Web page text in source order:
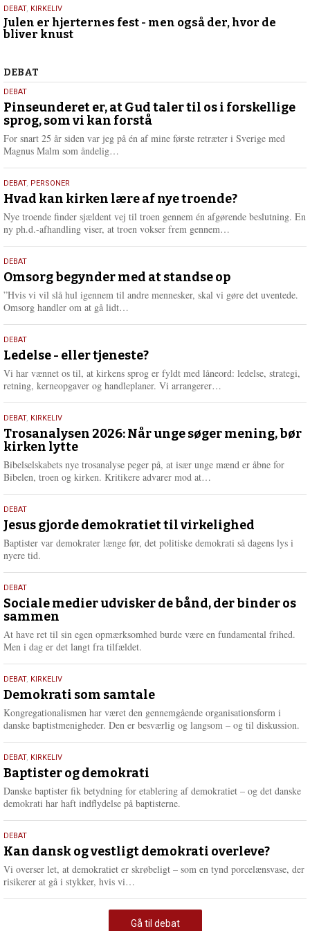
22.
december
2025
DEBAT, KIRKELIV
Julen er hjerternes fest - men også der, hvor de
bliver knust
Debat
DEBAT
5.
august
2026
DEBAT
Pinseunderet er, at Gud taler til os i forskellige
sprog, som vi kan forstå
For snart 25 år siden var jeg på én af mine første retræter i Sverige med
Magnus Malm som åndelig…
e
e
25.
juli
2026
DEBAT, PERSONER
Hvad kan kirken lære af nye troende?
Nye troende finder sjældent vej til troen gennem én afgørende beslutning. En
ny ph.d.-afhandling viser, at troen vokser frem gennem…
e
e
9.
juli
2026
DEBAT
Omsorg begynder med at standse op
”Hvis vi vil slå hul igennem til andre mennesker, skal vi gøre det uventede.
Omsorg handler om at gå lidt…
e
e
10.
juni
2026
DEBAT
Ledelse - eller tjeneste?
Vi har vænnet os til, at kirkens sprog er fyldt med låneord: ledelse, strategi,
retning, kerneopgaver og handleplaner. Vi arrangerer…
e
2.
juni
2026
DEBAT, KIRKELIV
Trosanalysen 2026: Når unge søger mening, bør
kirken lytte
Bibelselskabets nye trosanalyse peger på, at især unge mænd er åbne for
Bibelen, troen og kirken. Kritikere advarer mod at…
e
e
18.
maj
2026
DEBAT
Jesus gjorde demokratiet til virkelighed
Baptister var demokrater længe før, det politiske demokrati så dagens lys i
nyere tid.
18.
maj
2026
DEBAT
Sociale medier udvisker de bånd, der binder os
sammen
At have ret til sin egen opmærksomhed burde være en fundamental frihed.
Men i dag er det langt fra tilfældet.
18.
maj
2026
DEBAT, KIRKELIV
Demokrati som samtale
Kongregationalismen har været den gennemgående organisationsform i
danske baptistmenigheder. Den er besværlig og langsom – og til diskussion.
18.
maj
2026
DEBAT, KIRKELIV
Baptister og demokrati
Danske baptister fik betydning for etablering af demokratiet – og det danske
demokrati har haft indflydelse på baptisterne.
18.
maj
2026
DEBAT
Kan dansk og vestligt demokrati overleve?
Vi overser let, at demokratiet er skrøbeligt – som en tynd porcelænsvase, der
risikerer at gå i stykker, hvis vi…
m
Gå til debat